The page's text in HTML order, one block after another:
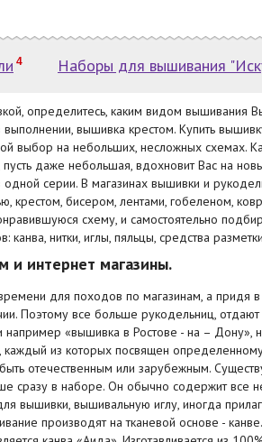
4 Наборы для вышивания
определитесь, каким видом вышивания
выполнении, вышивка крестом. Купить
выбор на небольших, несложных
пусть даже небольшая, вдохновит Вас на
одной серии. В магазинах вышивки и
крестом, бисером, лентами, гобеленом,
схему, и самостоятельно
канва, нитки, иглы, пяльцы, средства
и интернет магазины.
для походов по магазинам, а придя
Поэтому все больше рукодельниц,
например «вышивка в Ростове - на – Дону»,
из которых посвящен
отечественным или зарубежным.
сразу в наборе. Он обычно содержит все
вышивки, вышивальную иглу, иногда
производят на тканевой основе -